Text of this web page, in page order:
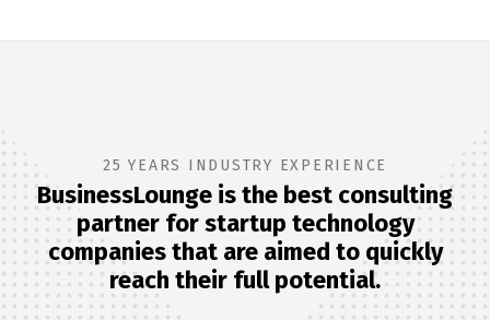
25 YEARS INDUSTRY EXPERIENCE
BusinessLounge is the best consulting
partner for startup technology
companies that are aimed to quickly
reach their full potential.